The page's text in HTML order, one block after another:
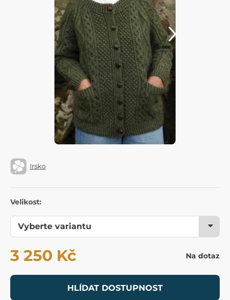
Irsko
Velikost:
3 250 Kč Na dotaz
HLÍDAT DOSTUPNOST